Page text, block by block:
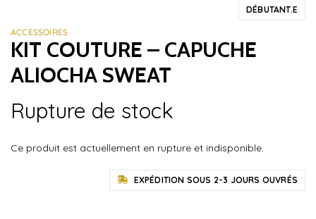
DÉBUTANT.E
ACCESSOIRES
KIT COUTURE – CAPUCHE
ALIOCHA SWEAT
Rupture de stock
Ce produit est actuellement en rupture et indisponible.
EXPÉDITION SOUS 2-3 JOURS OUVRÉS